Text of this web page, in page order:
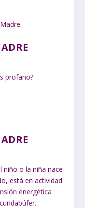
profano?
niño o la niña nace
está en actividad
energética